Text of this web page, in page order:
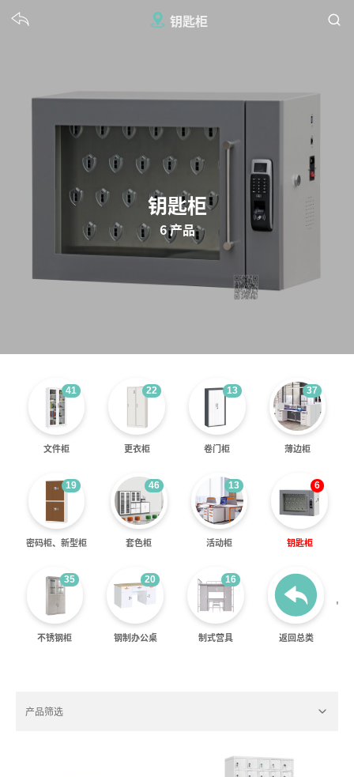
钥匙柜
钥匙柜
6 产品
41
文件柜
22
更衣柜
13
卷门柜
37
薄边柜
19
密码柜、新型柜
46
套色柜
13
活动柜
6
钥匙柜
35
不锈钢柜
20
钢制办公桌
16
制式营具 返回总类
'
产品筛选